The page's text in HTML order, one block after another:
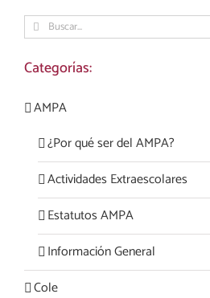
Buscar:
Categorías:
AMPA
¿Por qué ser del AMPA?
Actividades Extraescolares
Estatutos AMPA
Información General
Cole